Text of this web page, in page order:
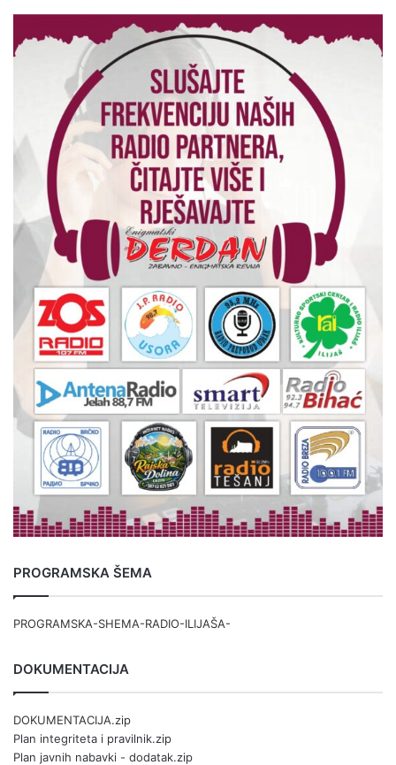
PROGRAMSKA ŠEMA
PROGRAMSKA-SHEMA-RADIO-ILIJAŠA-
DOKUMENTACIJA
DOKUMENTACIJA.zip
Plan integriteta i pravilnik.zip
Plan javnih nabavki - dodatak.zip